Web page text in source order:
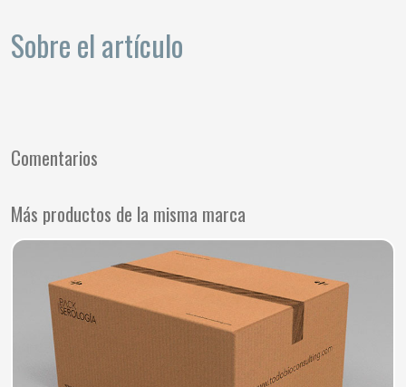
Sobre el artículo
Comentarios
Más productos de la misma marca